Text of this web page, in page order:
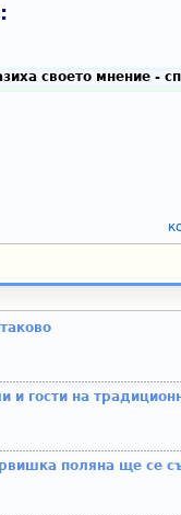
своето мнение -
гости на
поляна ще се